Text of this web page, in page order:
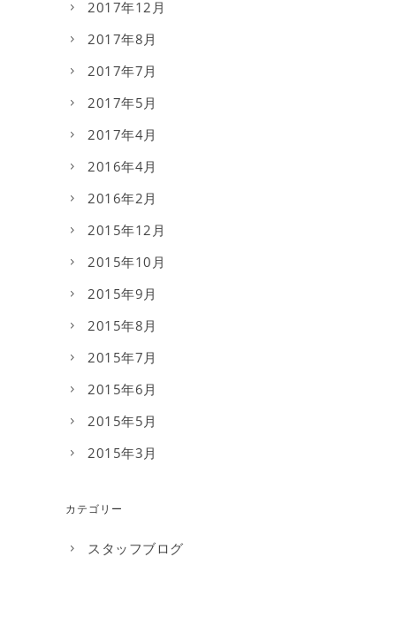
2017年12月
2017年8月
2017年7月
2017年5月
2017年4月
2016年4月
2016年2月
2015年12月
2015年10月
2015年9月
2015年8月
2015年7月
2015年6月
2015年5月
2015年3月
カテゴリー
スタッフブログ